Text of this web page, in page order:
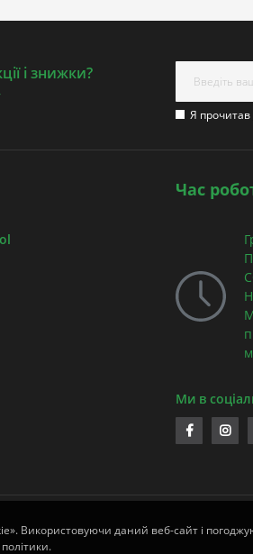
і знижки?
Я прочитав
Час
Ми в
Використовуючи даний веб-сайт і